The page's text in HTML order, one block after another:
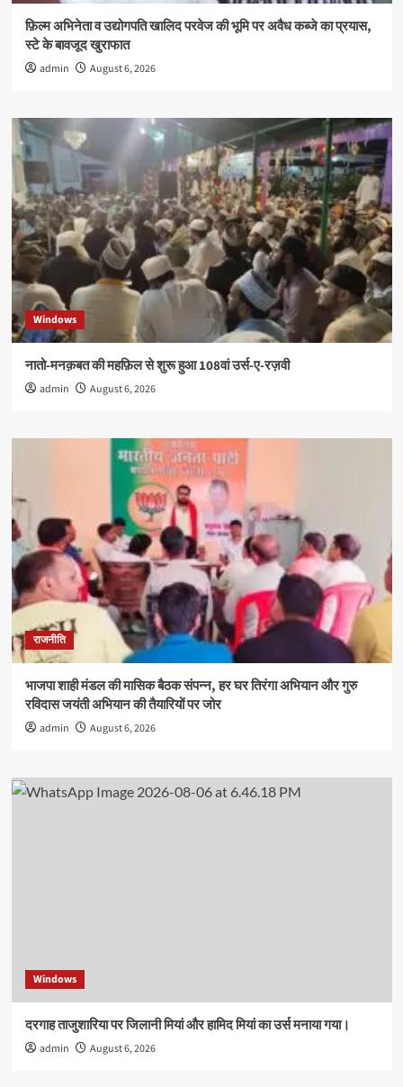
फ़िल्म अभिनेता व उद्योगपति खालिद परवेज की भूमि पर अवैध कब्जे का प्रयास,
स्टे के बावजूद खुराफात
admin August 6, 2026
Windows
नातो-मनक़बत की महफ़िल से शुरू हुआ 108वां उर्स-ए-रज़वी
admin August 6, 2026
राजनीति
भाजपा शाही मंडल की मासिक बैठक संपन्न, हर घर तिरंगा अभियान और गुरु
रविदास जयंती अभियान की तैयारियों पर जोर
admin August 6, 2026
Windows
दरगाह ताजुशारिया पर जिलानी मियां और हामिद मियां का उर्स मनाया गया।
admin August 6, 2026